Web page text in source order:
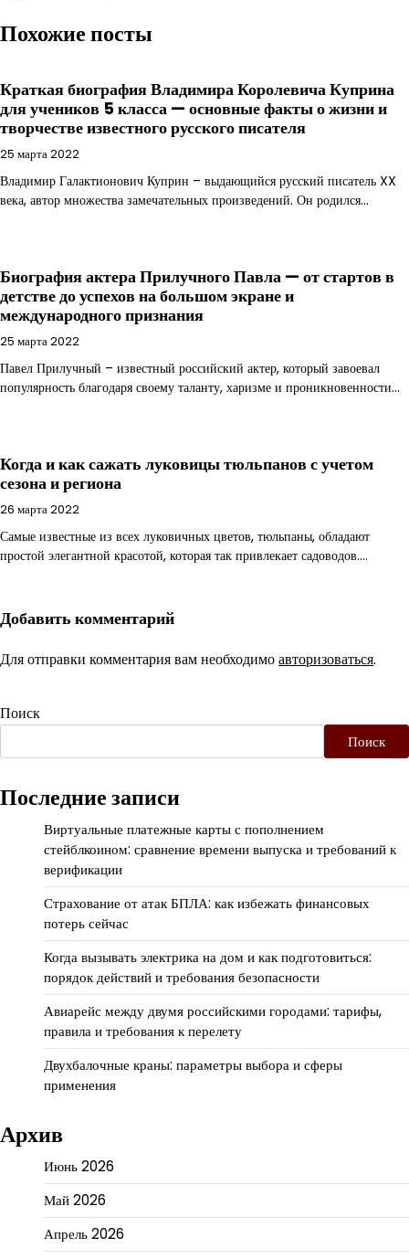
Похожие посты
Краткая биография Владимира Королевича Куприна
для учеников 5 класса — основные факты о жизни и
творчестве известного русского писателя
25 марта 2022
Владимир Галактионович Куприн – выдающийся русский писатель XX
века, автор множества замечательных произведений. Он родился…
Биография актера Прилучного Павла — от стартов в
детстве до успехов на большом экране и
международного признания
25 марта 2022
Павел Прилучный – известный российский актер, который завоевал
популярность благодаря своему таланту, харизме и проникновенности…
Когда и как сажать луковицы тюльпанов с учетом
сезона и региона
26 марта 2022
Самые известные из всех луковичных цветов, тюльпаны, обладают
простой элегантной красотой, которая так привлекает садоводов.…
Добавить комментарий
Для отправки комментария вам необходимоавторизоваться.
Поиск
Поиск
Последние записи
Виртуальные платежные карты с пополнением
стейблкоином: сравнение времени выпуска и требований к
верификации
Страхование от атак БПЛА: как избежать финансовых
потерь сейчас
Когда вызывать электрика на дом и как подготовиться:
порядок действий и требования безопасности
Авиарейс между двумя российскими городами: тарифы,
правила и требования к перелету
Двухбалочные краны: параметры выбора и сферы
применения
Архив
Июнь 2026
Май 2026
Апрель 2026